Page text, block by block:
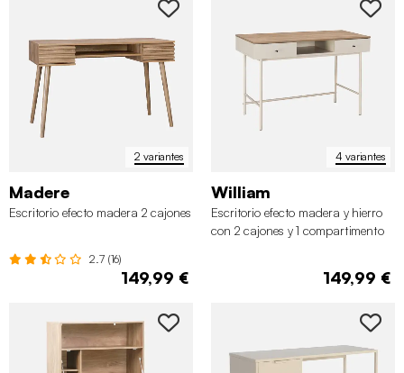
2 variantes
Madere
Escritorio efecto madera 2 cajones
2.7 (16)
149,99 €
4 variantes
William
Escritorio efecto madera y hierro
con 2 cajones y 1 compartimento
149,99 €